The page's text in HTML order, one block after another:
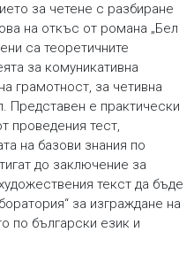
за четене с разбиране
на откъс от романа „Бел
са теоретичните
за комуникативна
грамотност, за четивна
Представен е практически
проведения тест,
на базови знания по
до заключение за
текст да бъде
за изграждане на
по български език и